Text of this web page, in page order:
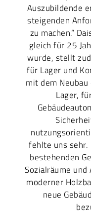
Auszubildende
steigenden
zu machen.“
gleich für 25
wurde, stellt
für Lager und
mit dem
Lager,
fehlte uns
bestehenden
Sozialräume und
moderner
neue